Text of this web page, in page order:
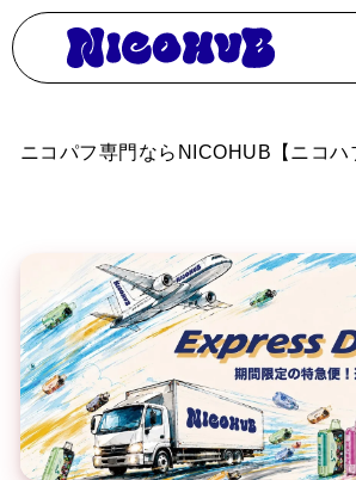
ニコパフ専門ならNICOHUB【ニコ
ブランド
フレーバー
パフ数
ニコパフ専門ならNICOHUB【ニコハ